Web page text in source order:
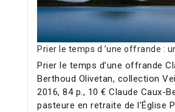
Prier le temps d ’une offrande :
Prier le temps d’une offrande
Berthoud Olivetan, collection
2016, 84 p., 10 € Claude Caux-
pasteure en retraite de l’Église